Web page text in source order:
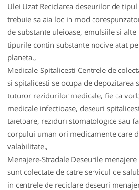
Ulei Uzat Reciclarea deseurilor de
trebuie sa aia loc in mod
de substante uleioase, emulsiile si
tipurile contin substante nocive atat
planeta.,
Medicale-Spitalicesti Centrele de
si spitalicesti se ocupa de depozitarea
tuturor rezidurilor medicale, fie ca
medicale infectioase, deseuri
taietoare, reziduri stomatologice sau
corpului uman ori medicamente care
valabilitate.,
Menajere-Stradale Deseurile
sunt colectate de catre servicul de
in centrele de reciclare deseuri